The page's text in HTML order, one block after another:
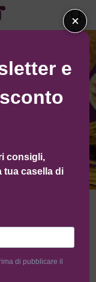
×
e
consigli,
tua casella di
di pubblicare il
Seller
artigianali